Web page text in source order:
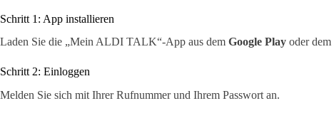
Schritt 1: App installieren
Laden Sie die „Mein ALDI TALK“-App aus dem Google Play oder dem
Schritt 2: Einloggen
Melden Sie sich mit Ihrer Rufnummer und Ihrem Passwort an.